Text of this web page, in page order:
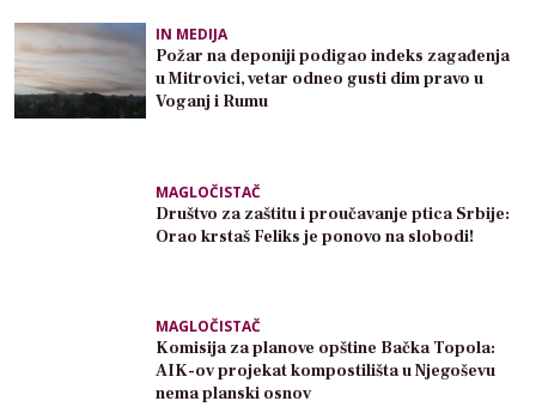
IN MEDIJA
Požar na deponiji podigao indeks zagađenja
u Mitrovici, vetar odneo gusti dim pravo u
Voganj i Rumu
MAGLOČISTAČ
Društvo za zaštitu i proučavanje ptica Srbije:
Orao krstaš Feliks je ponovo na slobodi!
MAGLOČISTAČ
Komisija za planove opštine Bačka Topola:
AIK-ov projekat kompostilišta u Njegoševu
nema planski osnov